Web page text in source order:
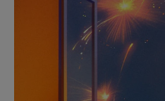
METTRE
PAUSE
POUR
LE
SON